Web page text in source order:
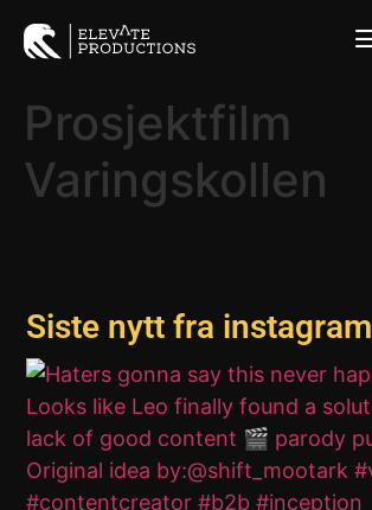
Prosjektfilm
Varingskollen
Siste nytt fra instagram